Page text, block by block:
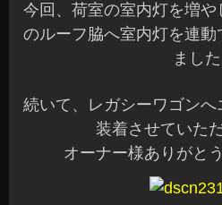
今回、荷室の室内灯を増
のルーフ脇へ室内灯を連動
まし
続いて、レガシーワゴン
装着させていた
オーナー様ありがと